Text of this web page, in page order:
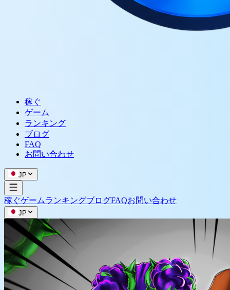
稼ぐ
ゲーム
ランキング
ブログ
FAQ
お問い合わせ
JP
稼ぐゲームランキングブログFAQお問い合わせ
JP